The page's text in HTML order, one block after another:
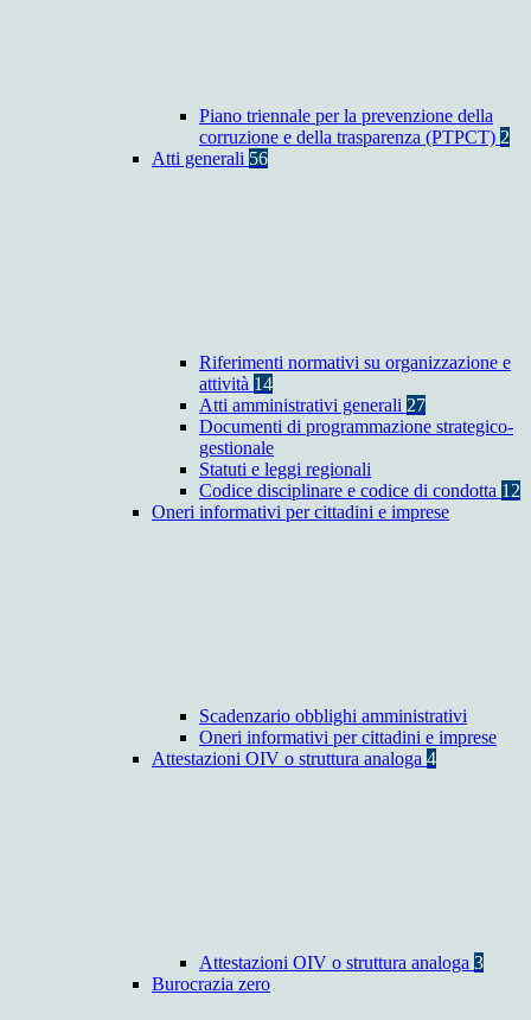
Piano triennale per la prevenzione della
corruzione e della trasparenza (PTPCT) 2
Atti generali 56
Riferimenti normativi su organizzazione e
attività 14
Atti amministrativi generali 27
Documenti di programmazione strategico-
gestionale
Statuti e leggi regionali
Codice disciplinare e codice di condotta 12
Oneri informativi per cittadini e imprese
Scadenzario obblighi amministrativi
Oneri informativi per cittadini e imprese
Attestazioni OIV o struttura analoga 4
Attestazioni OIV o struttura analoga 3
Burocrazia zero